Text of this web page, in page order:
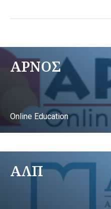
ΑΡΝΟΣ
Online Education
ΑΛΠ